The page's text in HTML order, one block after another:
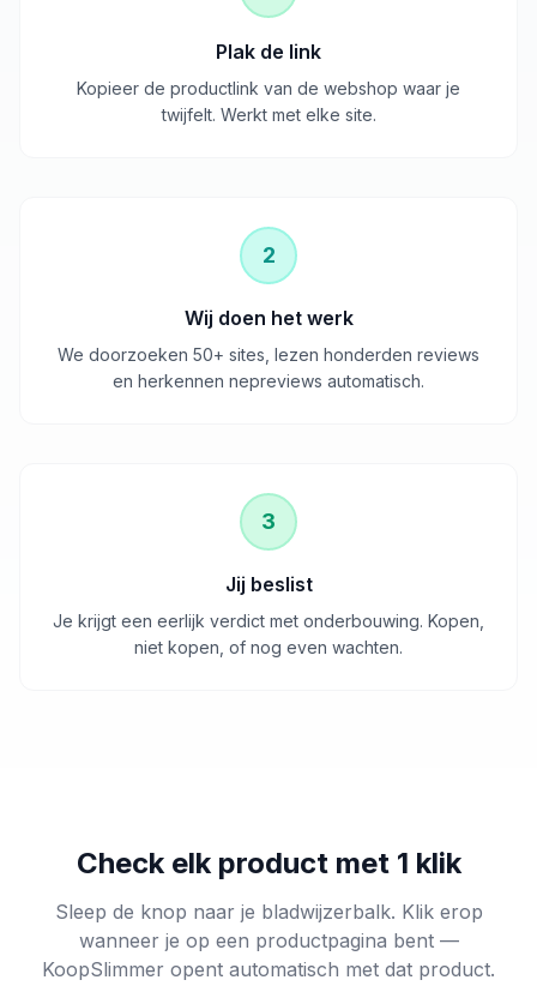
Plak de link
Kopieer de productlink van de webshop waar je
twijfelt. Werkt met elke site.
2
Wij doen het werk
We doorzoeken 50+ sites, lezen honderden reviews
en herkennen nepreviews automatisch.
3
Jij beslist
Je krijgt een eerlijk verdict met onderbouwing. Kopen,
niet kopen, of nog even wachten.
Check elk product met 1 klik
Sleep de knop naar je bladwijzerbalk. Klik erop
wanneer je op een productpagina bent —
KoopSlimmer opent automatisch met dat product.